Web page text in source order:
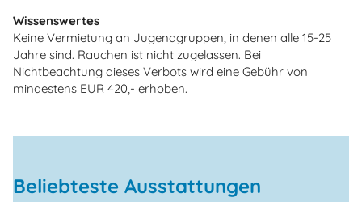
Wissenswertes
Keine Vermietung an Jugendgruppen, in denen alle 15-25
Jahre sind. Rauchen ist nicht zugelassen. Bei
Nichtbeachtung dieses Verbots wird eine Gebühr von
mindestens EUR 420,- erhoben.
Beliebteste Ausstattungen